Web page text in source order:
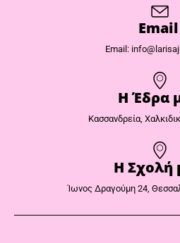
Email
Email:
Η Έδρα
Κασσανδρεία,
Η Σχολή
Ίωνος Δραγούμη 24,